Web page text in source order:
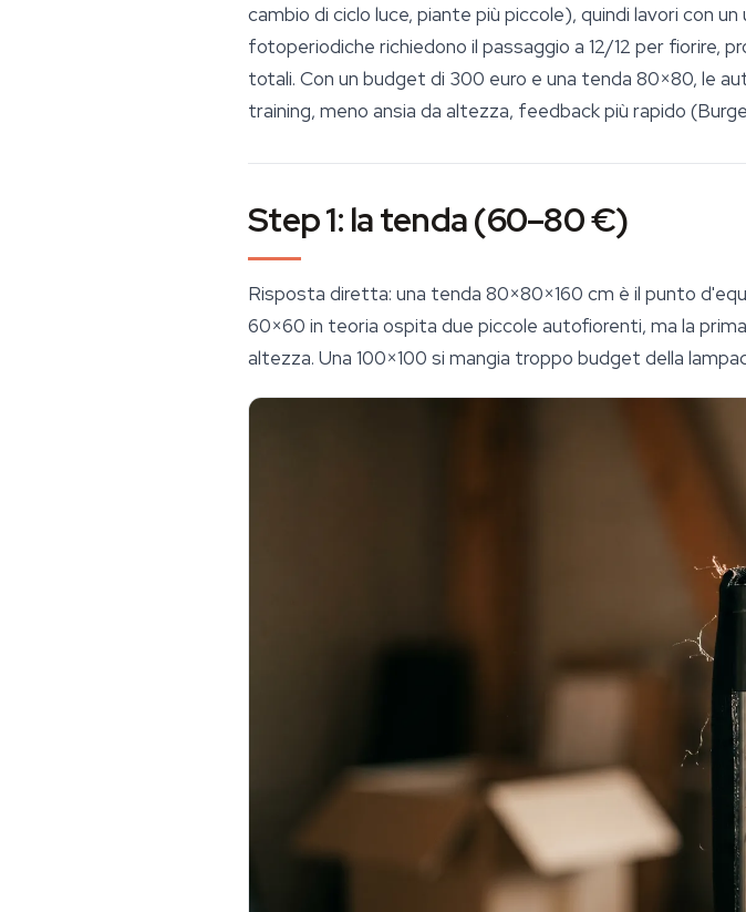
cambio di ciclo luce, piante più piccole), quindi lavori con
fotoperiodiche richiedono il passaggio a 12/12 per fiorire,
totali. Con un budget di 300 euro e una tenda 80×80, le
training, meno ansia da altezza, feedback più rapido
Step 1: la tenda (60–80 €)
Risposta diretta: una tenda 80×80×160 cm è il punto
60×60 in teoria ospita due piccole autofiorenti, ma la
altezza. Una 100×100 si mangia troppo budget della